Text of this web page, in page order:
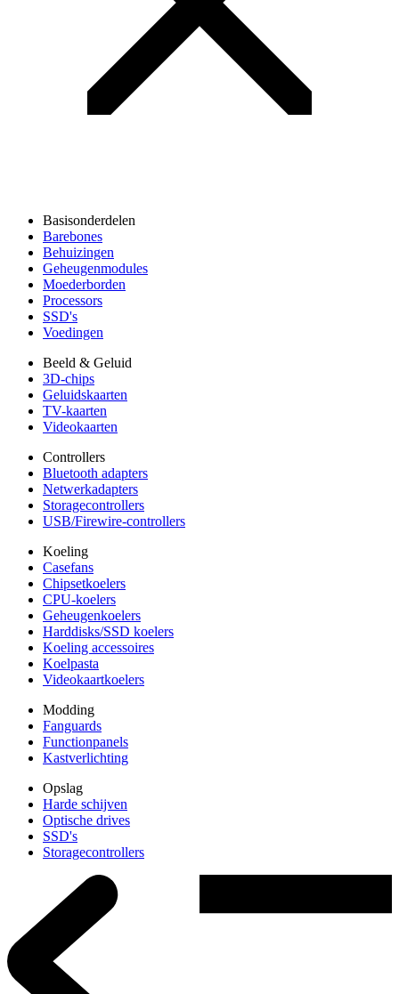
Basisonderdelen
Barebones
Behuizingen
Geheugenmodules
Moederborden
Processors
SSD's
Voedingen
Beeld & Geluid
3D-chips
Geluidskaarten
TV-kaarten
Videokaarten
Controllers
Bluetooth adapters
Netwerkadapters
Storagecontrollers
USB/Firewire-controllers
Koeling
Casefans
Chipsetkoelers
CPU-koelers
Geheugenkoelers
Harddisks/SSD koelers
Koeling accessoires
Koelpasta
Videokaartkoelers
Modding
Fanguards
Functionpanels
Kastverlichting
Opslag
Harde schijven
Optische drives
SSD's
Storagecontrollers